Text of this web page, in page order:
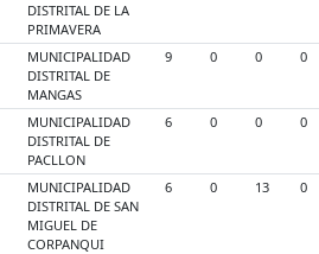
DISTRITAL DE LA
PRIMAVERA
MUNICIPALIDAD
DISTRITAL DE
MANGAS
9 0 0 0
MUNICIPALIDAD
DISTRITAL DE
PACLLON
6 0 0 0
MUNICIPALIDAD
DISTRITAL DE SAN
MIGUEL DE
CORPANQUI
6 0 13 0